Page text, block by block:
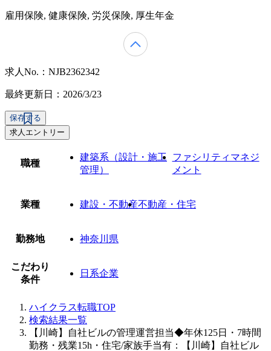
雇用保険, 健康保険, 労災保険, 厚生年金
求人No.：NJB2362342
最終更新日：2026/3/23
保存する
求人エントリー
職種
建築系（設計・施工
管理）
ファシリティマネジ
メント
業種 建設・不動産不動産・住宅
勤務地 神奈川県
こだわり
条件
日系企業
ハイクラス転職TOP
検索結果一覧
【川崎】自社ビルの管理運営担当◆年休125日・7時間
勤務・残業15h・住宅/家族手当有：【川崎】自社ビル